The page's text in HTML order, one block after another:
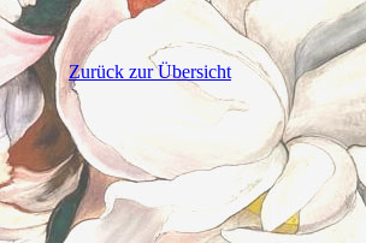
Zurück zur Übersicht